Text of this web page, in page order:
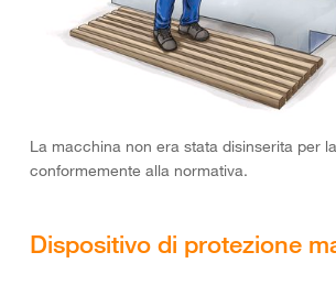
La macchina non era stata disinserita per
conformemente alla normativa.
Dispositivo di protezione